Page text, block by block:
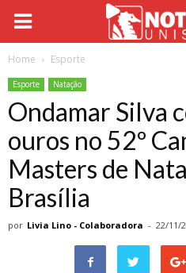
Home Esporte
Esporte Natação
Ondamar Silva
ouros no 52º
Masters de
Brasília
por Livia Lino - Colaboradora - 22/11/